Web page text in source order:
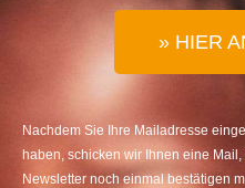
» HIER
Nachdem Sie Ihre Mailadresse
haben, schicken wir Ihnen eine
Newsletter noch einmal bestätigen